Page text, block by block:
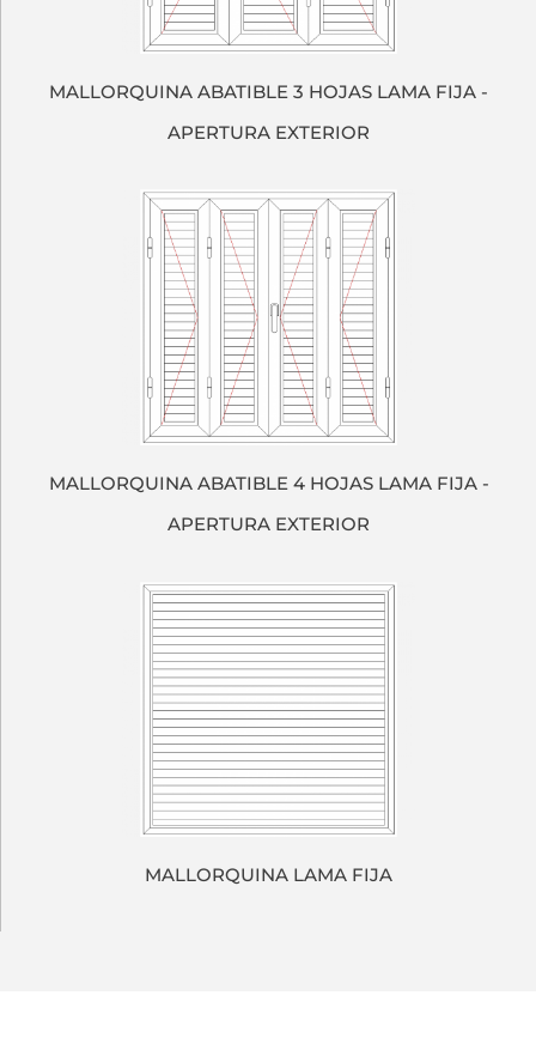
MALLORQUINA ABATIBLE 3 HOJAS LAMA FIJA -
APERTURA EXTERIOR
MALLORQUINA ABATIBLE 4 HOJAS LAMA FIJA -
APERTURA EXTERIOR
MALLORQUINA LAMA FIJA